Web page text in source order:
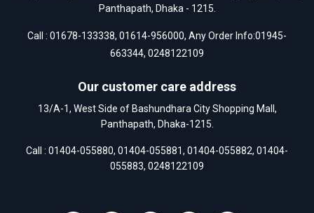
Panthapath, Dhaka - 1215.
Call : 01678-133338, 01614-956000, Any Order Info:01945-
663344, 0248122109
Our customer care address
13/A-1, West Side of Bashundhara City Shopping Mall,
Panthapath, Dhaka-1215.
Call : 01404-055880, 01404-055881, 01404-055882, 01404-
055883, 0248122109